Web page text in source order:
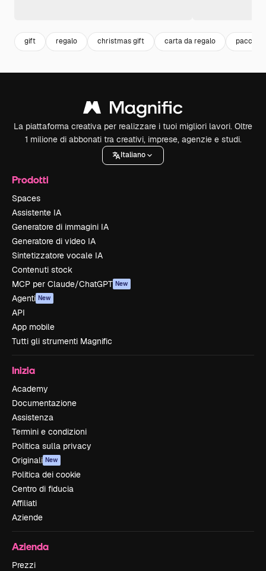
gift regalo christmas gift carta da regalo pacco
La piattaforma creativa per realizzare i tuoi migliori lavori. Oltre
1 milione di abbonati tra creativi, imprese, agenzie e studi.
Italiano
Prodotti
Spaces
Assistente IA
Generatore di immagini IA
Generatore di video IA
Sintetizzatore vocale IA
Contenuti stock
MCP per Claude/ChatGPT New
Agenti New
API
App mobile
Tutti gli strumenti Magnific
Inizia
Academy
Documentazione
Assistenza
Termini e condizioni
Politica sulla privacy
Originali New
Politica dei cookie
Centro di fiducia
Affiliati
Aziende
Azienda
Prezzi